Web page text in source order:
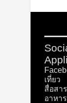
เที่ยว
สื่อสาร
อาหา